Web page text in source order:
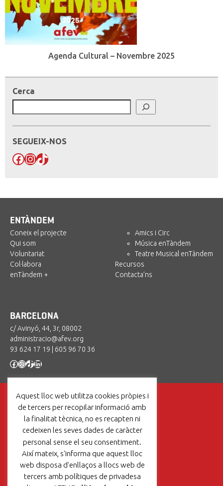
Agenda Cultural – Novembre 2025
Cerca
SEGUEIX-NOS
Facebook
Instagram
TikTok
ENTÀNDEM
Coneix el projecte
Qui som
Voluntariat
Col·labora
enTàndem +
Amics i Circ
Música enTàndem
Teatre Musical enTàndem
Recursos
Contacta’ns
BARCELONA
c/ Avinyó, 44, 3r, 08002
administracio@afev.org
93 624 17 19
605 96 70 36
Facebook
Instagram
TikTok
LinkedIn
Un projecte de:
Aquest lloc web utilitza cookies pròpies i
de tercers per recopilar informació amb
la finalitat tècnica, no es recapten ni
cedeixen les seves dades de caràcter
personal sense el seu consentiment.
Així mateix, s'informa que aquest lloc
web disposa d'enllaços a llocs web de
tercers amb polítiques de privadesa